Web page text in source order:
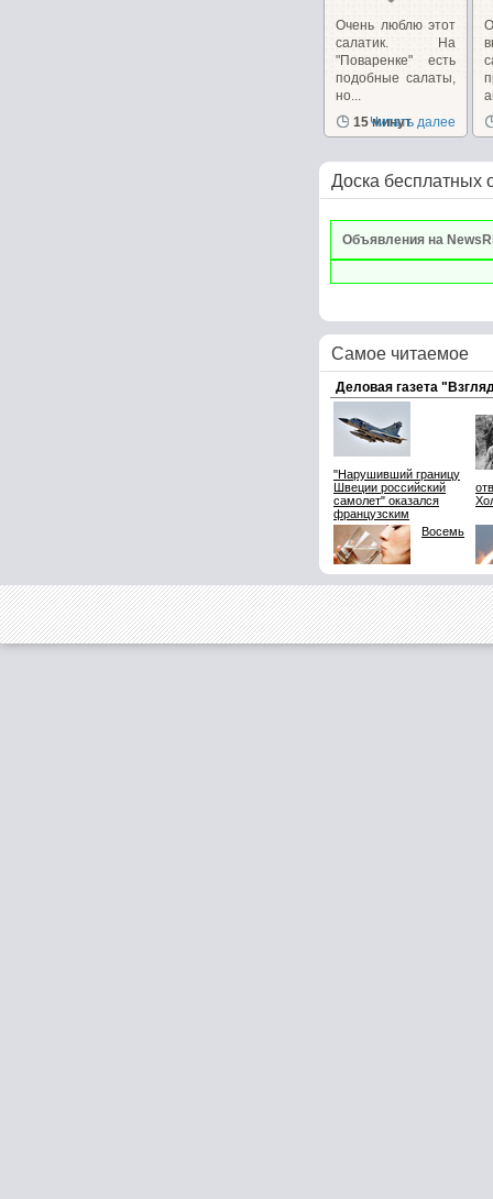
Очень люблю этот
салатик. На
"Поваренке" есть
подобные салаты,
но...
15 минут
Читать далее
Доска бесплатных
Объявления на
Самое читаемое